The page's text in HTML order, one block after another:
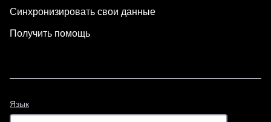
Синхронизировать свои данные
Получить помощь
Язык